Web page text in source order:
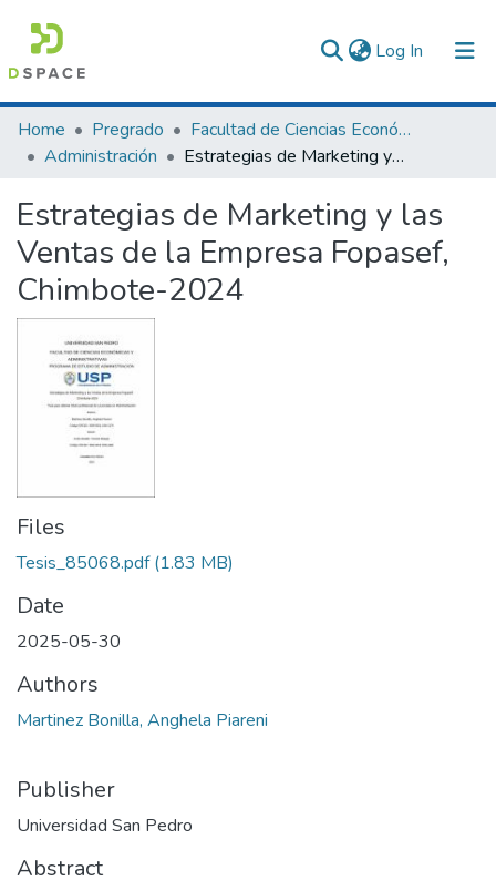
Log In (current)
Communities & Collections
All of DSpace
Statistics
Home Pregrado
Facultad de Ciencias Económicas y Administrativas
Administración
Estrategias de Marketing y las Ventas de la Empresa Fopasef, Chimbote-2024
Estrategias de Marketing y las
Ventas de la Empresa Fopasef,
Chimbote-2024
Files
Tesis_85068.pdf(1.83 MB)
Date
2025-05-30
Authors
Martinez Bonilla, Anghela Piareni
Publisher
Universidad San Pedro
Abstract